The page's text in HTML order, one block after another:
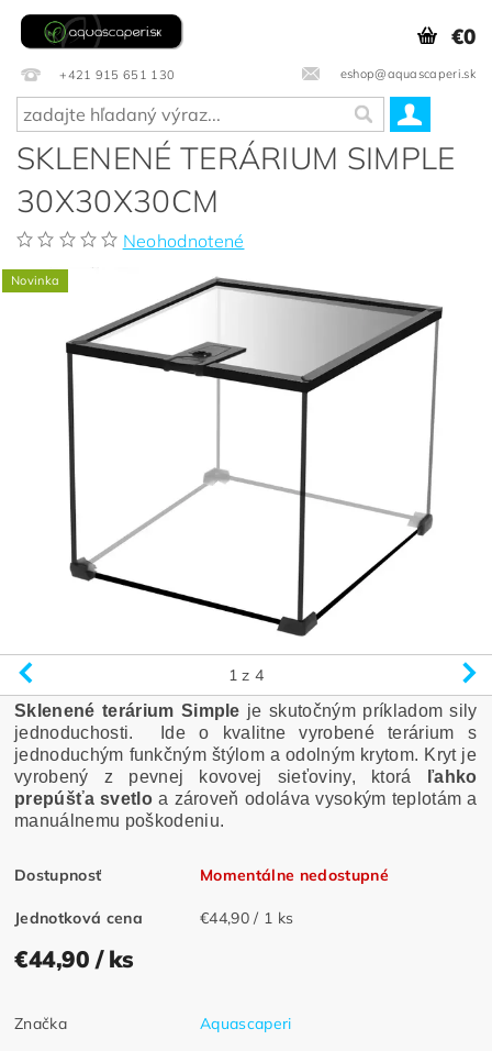
+421 915 651 130 eshop@aquascaperi.sk
€0
SKLENENÉ TERÁRIUM SIMPLE
30X30X30CM
Neohodnotené
Novinka
1 z 4
Sklenené terárium Simple je skutočným príkladom sily
jednoduchosti. Ide o kvalitne vyrobené terárium s
jednoduchým funkčným štýlom a odolným krytom. Kryt je
vyrobený z pevnej kovovej sieťoviny, ktorá
ľahko
prepúšťa svetloa zároveň odoláva vysokým teplotám a
manuálnemu poškodeniu.
Dostupnosť Momentálne nedostupné
Jednotková cena €44,90 / 1 ks
€44,90 / ks
Značka
Aquascaperi